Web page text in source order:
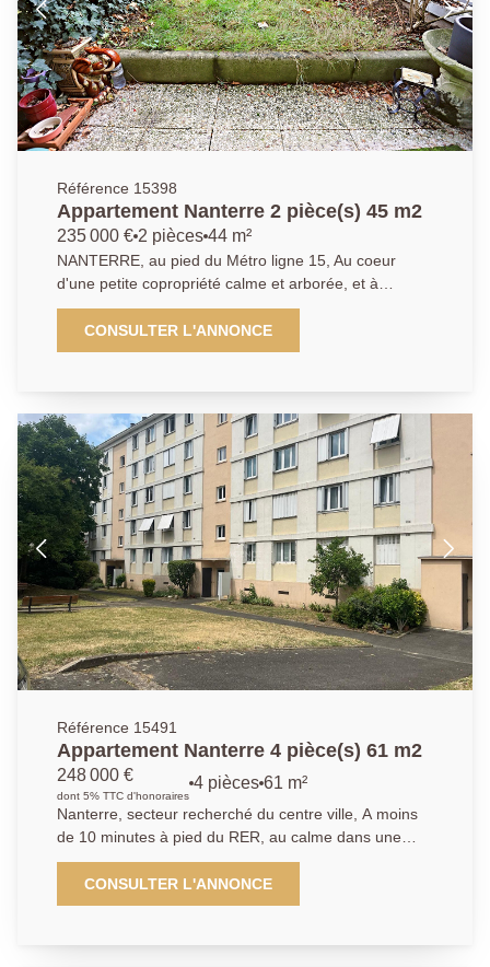
Revenus locatifs nets (un loyer trimestriel de 1 876,07
Euros Hors Charges) et non fiscalisés Revalorisés
annuellement et garantis par Banque Pas de charges
Occupation et Gestion pas possible 01.40.97.07.07,
AP/LT
Référence 15398
Appartement Nanterre 2 pièce(s) 45 m2
235 000 € 2 pièces 44 m²
NANTERRE, au pied du Métro ligne 15, Au coeur
d'une petite copropriété calme et arborée, et à
proximité immédiate du futur métro ligne 15, nous
vous proposons cet appartement en rez-de-jardin,
avec un très beau potentiel. Il se compose d'une
séparé avec 1 chambre, une salle de bain, toilettes.
Cet appartement est très bien situé, proche de toutes
les commodités. Cave et un stationnement extérieur
complètent cette offre. Ses atouts : Métro Ligne 15,
RER Nanterre Ville à 12 min, et le marché, les écoles
et commerces à 5 min. Contactez nous :
01.40.97.07.07 AP/LT.
CONSULTER L'ANNONCE
Référence 15491
Appartement Nanterre 4 pièce(s) 61 m2
248 000 €
dont 5% TTC d'honoraires
4 pièces 61 m²
Nanterre, secteur recherché du centre ville, A moins
de 10 minutes à pied du RER, au calme dans une
résidence familiale avec gardien des années 1958 et
bien entretenue, nous vous proposons un
appartement 3/4 pièces de 61 m². L'appartement est
CONSULTER L'ANNONCE